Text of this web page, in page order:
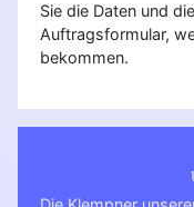
Sie die Daten und
Auftragsformular,
bekommen.